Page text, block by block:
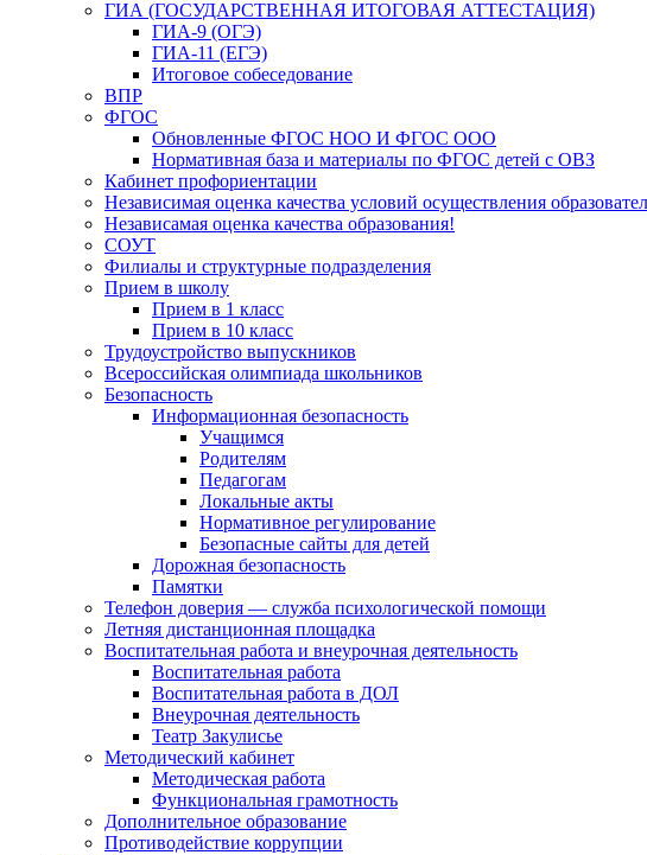
ГИА (ГОСУДАРСТВЕННАЯ ИТОГОВАЯ АТТЕСТАЦИЯ)
ГИА-9 (ОГЭ)
ГИА-11 (ЕГЭ)
Итоговое собеседование
ВПР
ФГОС
Обновленные ФГОС НОО И ФГОС ООО
Нормативная база и материалы по ФГОС детей с ОВЗ
Кабинет профориентации
Независимая оценка качества условий осуществления
Независамая оценка качества образования!
СОУТ
Филиалы и структурные подразделения
Прием в школу
Прием в 1 класс
Прием в 10 класс
Трудоустройство выпускников
Всероссийская олимпиада школьников
Безопасность
Информационная безопасность
Учащимся
Родителям
Педагогам
Локальные акты
Нормативное регулирование
Безопасные сайты для детей
Дорожная безопасность
Памятки
Телефон доверия — служба психологической помощи
Летняя дистанционная площадка
Воспитательная работа и внеурочная деятельность
Воспитательная работа
Воспитательная работа в ДОЛ
Внеурочная деятельность
Театр Закулисье
Методический кабинет
Методическая работа
Функциональная грамотность
Дополнительное образование
Противодействие коррупции